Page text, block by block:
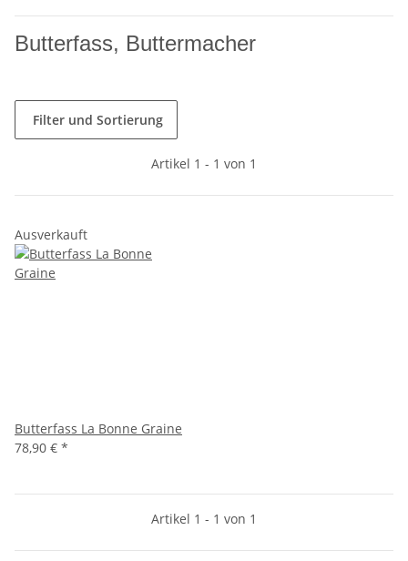
Butterfass, Buttermacher
Filter und Sortierung
Artikel 1 - 1 von 1
Ausverkauft
Butterfass La Bonne Graine
78,90 € *
Artikel 1 - 1 von 1